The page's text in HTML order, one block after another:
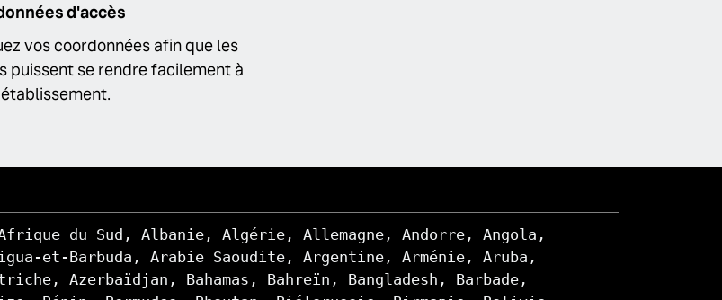
d'accès
vos coordonnées afin que les
puissent se rendre facilement à
du Sud, Albanie, Algérie, Allemagne, Andorre, Angola,
et-Barbuda, Arabie Saoudite, Argentine, Arménie, Aruba,
Azerbaïdjan, Bahamas, Bahreïn, Bangladesh, Barbade,